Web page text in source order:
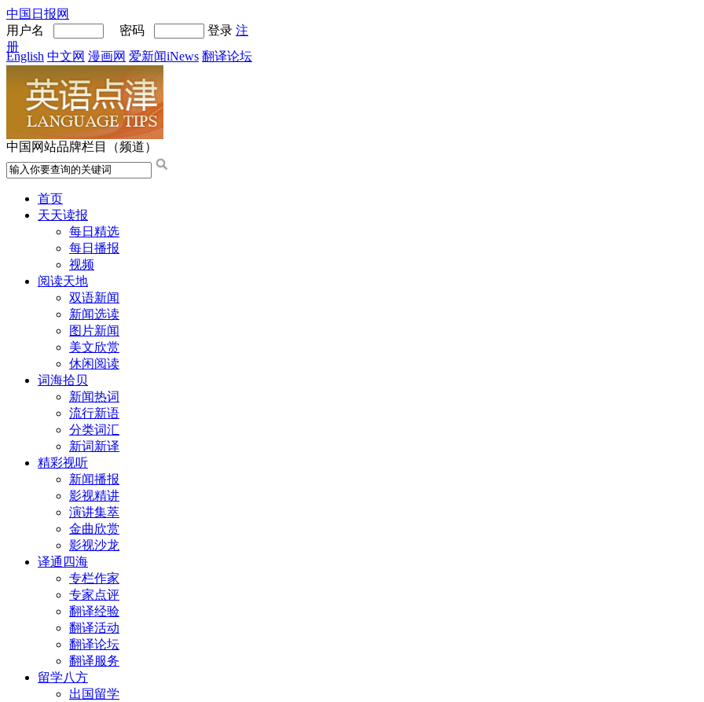
中国日报网
用户名
密码 登录 注
册
English 中文网 漫画网 爱新闻iNews 翻译论坛
中国网站品牌栏目（频道）
首页
天天读报
每日精选
每日播报
视频
阅读天地
双语新闻
新闻选读
图片新闻
美文欣赏
休闲阅读
词海拾贝
新闻热词
流行新语
分类词汇
新词新译
精彩视听
新闻播报
影视精讲
演讲集萃
金曲欣赏
影视沙龙
译通四海
专栏作家
专家点评
翻译经验
翻译活动
翻译论坛
翻译服务
留学八方
出国留学